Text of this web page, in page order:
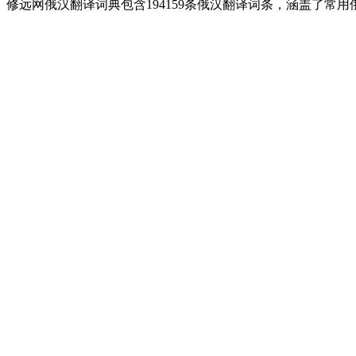
修远网俄汉翻译词典包含194159条俄汉翻译词条，涵盖了常